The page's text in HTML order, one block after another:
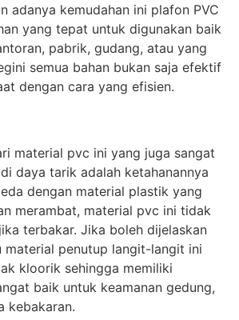
adanya kemudahan ini plafon PVC
yang tepat untuk digunakan baik
pabrik, gudang, atau yang
semua bahan bukan saja efektif
dengan cara yang efisien.
material pvc ini yang juga sangat
daya tarik adalah ketahanannya
dengan material plastik yang
merambat, material pvc ini tidak
terbakar. Jika boleh dijelaskan
material penutup langit-langit ini
kloorik sehingga memiliki
baik untuk keamanan gedung,
kebakaran.